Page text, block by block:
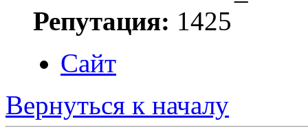
Репутация: 1425
Сайт
Вернуться к началу